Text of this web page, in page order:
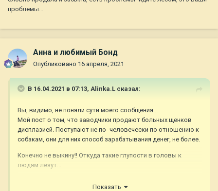
проблемы...
Анна и любимый Бонд
Опубликовано 16 апреля, 2021
В 16.04.2021 в 07:13, Alinka.L сказал:
Вы, видимо, не поняли сути моего сообщения...
Мой пост о том, что заводчики продают больных щенков
дисплазией. Поступают не по- человечески по отношению к
собакам, они для них способ зарабатывания денег, не более.
Конечно не выкину!! Откуда такие глупости в головы к
людям лезут...
Показать